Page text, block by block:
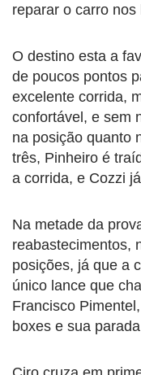
reparar o carro nos
O destino esta a
de poucos pontos
excelente corrida,
confortável, e sem
na posição quanto
três, Pinheiro é
a corrida, e Cozzi
Na metade da
reabastecimentos,
posições, já que a
único lance que
Francisco
boxes e sua